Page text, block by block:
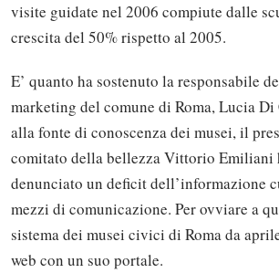
visite guidate nel 2006 compiute dalle
crescita del 50% rispetto al 2005.
E’ quanto ha sostenuto la responsabile
marketing del comune di Roma, Lucia
alla fonte di conoscenza dei musei, il
comitato della bellezza Vittorio Emiliani
denunciato un deficit dell’informazione
mezzi di comunicazione. Per ovviare a
sistema dei musei civici di Roma da
web con un suo portale.